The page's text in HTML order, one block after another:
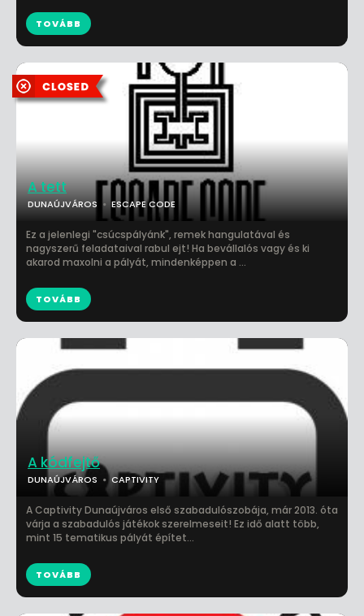
TOVÁBB
A kódfejtő
DUNAÚJVÁROS CAPTIVITY
A Captivity Dunaújváros első szabadulószobája, már 2013. óta
várja a szabadulós játékok szerelmeseit! Ez idő alatt több,
mint 15 tematikus pályát építet...
TOVÁBB
A tett
DUNAÚJVÁROS ESCAPE CODE
Ez a jelenlegi "csúcspályánk", remek hangulatával és
nagyszerű feladataival rabul ejt! Ha bevállalós vagy és ki
akarod maxolni a pályát, mindenképpen a ...
TOVÁBB